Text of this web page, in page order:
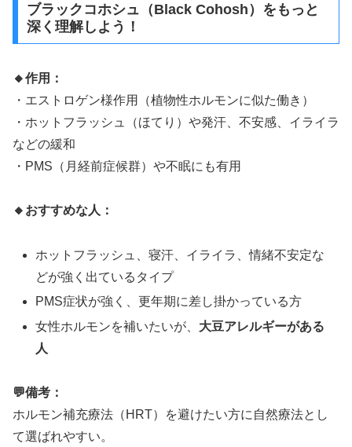
ブラックコホシュ（Black Cohosh）をもっと
深く理解しよう！
🔸作用：
・エストロゲン様作用（植物性ホルモンに似た働き）
・ホットフラッシュ（ほてり）や発汗、不安感、イライラ
などの緩和
・PMS（月経前症候群）や不眠にも有用
🔸おすすめな人：
ホットフラッシュ、寝汗、イライラ、情緒不安定な
どが強く出ているタイプ
PMS症状が強く、更年期に差し掛かっている方
女性ホルモンを補いたいが、 大豆アレルギーがある
人
💬備考：
ホルモン補充療法（HRT）を避けたい方に自然療法とし
て選ばれやすい。